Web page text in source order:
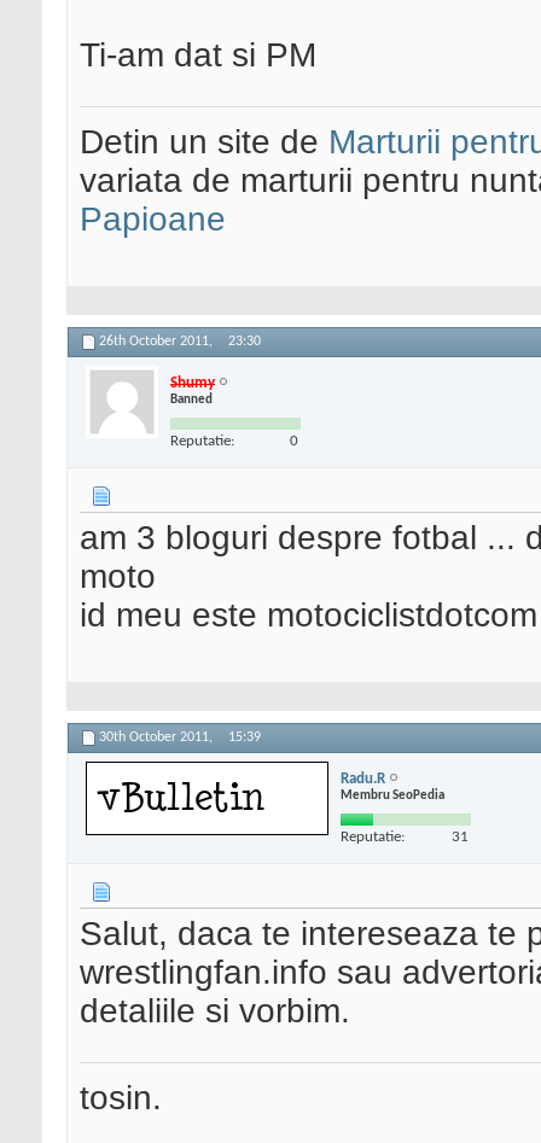
Ti-am dat si PM
Detin un site de Marturii
variata de marturii pentru
Papioane
26th October 2011, 23:30
Shumy
Banned
Reputatie: 0
am 3 bloguri despre fotbal ...
moto
id meu este
30th October 2011, 15:39
Radu.R
Membru SeoPedia
Reputatie: 31
Salut, daca te intereseaza te
wrestlingfan.info sau
detaliile si vorbim.
tosin.